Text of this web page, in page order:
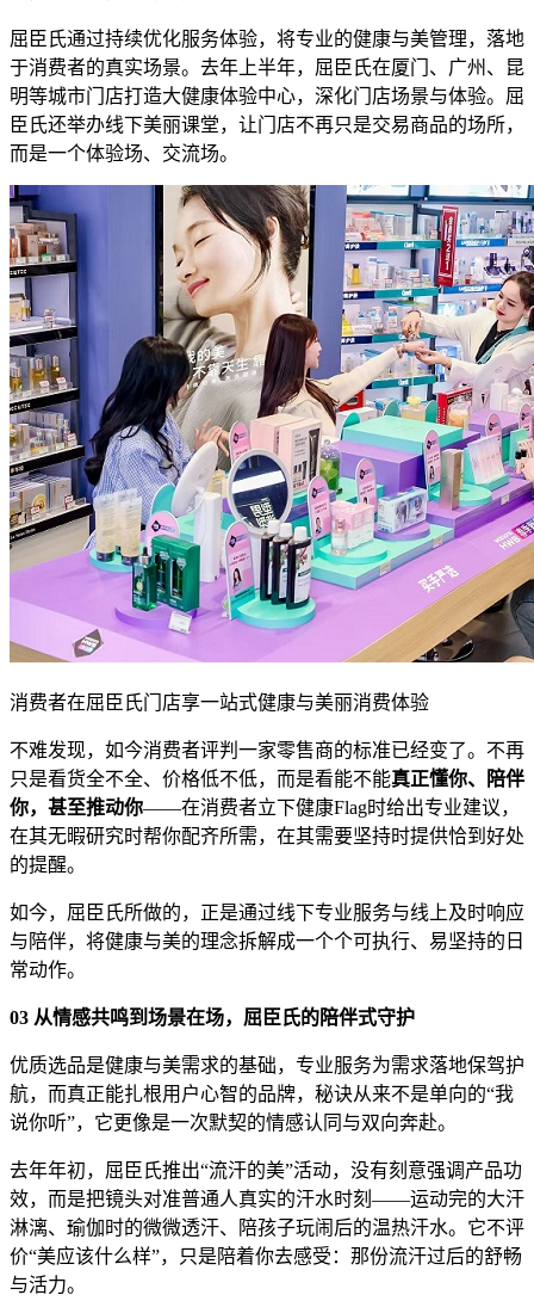
屈臣氏通过持续优化服务体验，将专业的健康与美管理，落地
于消费者的真实场景。去年上半年，屈臣氏在厦门、广州、昆
明等城市门店打造大健康体验中心，深化门店场景与体验。屈
臣氏还举办线下美丽课堂，让门店不再只是交易商品的场所，
而是一个体验场、交流场。
消费者在屈臣氏门店享一站式健康与美丽消费体验
不难发现，如今消费者评判一家零售商的标准已经变了。不再
只是看货全不全、价格低不低，而是看能不能真正懂你、陪伴
你，甚至推动你——在消费者立下健康Flag时给出专业建议，
在其无暇研究时帮你配齐所需，在其需要坚持时提供恰到好处
的提醒。
如今，屈臣氏所做的，正是通过线下专业服务与线上及时响应
与陪伴，将健康与美的理念拆解成一个个可执行、易坚持的日
常动作。
03 从情感共鸣到场景在场，屈臣氏的陪伴式守护
优质选品是健康与美需求的基础，专业服务为需求落地保驾护
航，而真正能扎根用户心智的品牌，秘诀从来不是单向的“我
说你听”，它更像是一次默契的情感认同与双向奔赴。
去年年初，屈臣氏推出“流汗的美”活动，没有刻意强调产品功
效，而是把镜头对准普通人真实的汗水时刻——运动完的大汗
淋漓、瑜伽时的微微透汗、陪孩子玩闹后的温热汗水。它不评
价“美应该什么样”，只是陪着你去感受：那份流汗过后的舒畅
与活力。